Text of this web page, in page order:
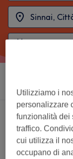
2 saloni che offrono:
epilazione a cera
Cagliari
Utilizziamo i
personalizzare
funzionalità dei
traffico.
cui utilizza il
occupano di